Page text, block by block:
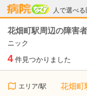
人で選べ
病院なび
花畑町駅周辺の障害
ニック
4 件見つかりました
エリア/駅 花畑町